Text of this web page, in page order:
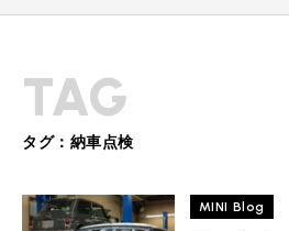
BMW MINI BMWミニ 在庫検索
ROVER MINI
TRADE 買取
TOP
MAINTENANCE メンテナンス
TAG
タグ：納車点検
MINI Blog